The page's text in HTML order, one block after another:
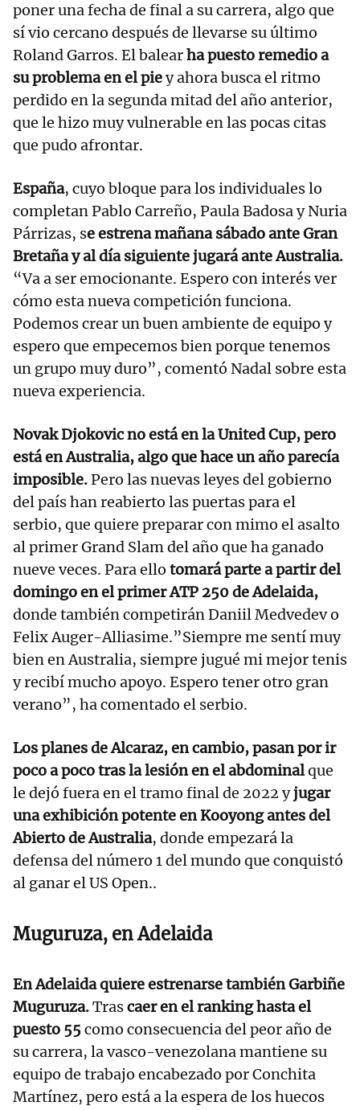
poner una fecha de final a su carrera, algo que
sí vio cercano después de llevarse su último
Roland Garros. El balearha puesto remedio a
su problema en el piey ahora busca el ritmo
perdido en la segunda mitad del año anterior,
que le hizo muy vulnerable en las pocas citas
que pudo afrontar.
España, cuyo bloque para los individuales lo
completan Pablo Carreño, Paula Badosa y Nuria
Párrizas, se estrena mañana sábado ante Gran
Bretañay al día siguiente jugará ante Australia.
“Va a ser emocionante. Espero con interés ver
cómo esta nueva competición funciona.
Podemos crear un buen ambiente de equipo y
espero que empecemos bien porque tenemos
un grupo muy duro”, comentó Nadal sobre esta
nueva experiencia.
Novak Djokovic no está en la United Cup, pero
está en Australia, algo que hace un año parecía
imposible.Pero las nuevas leyes del gobierno
del país han reabierto las puertas para el
serbio, que quiere preparar con mimo el asalto
al primer Grand Slam del año que ha ganado
nueve veces. Para ello tomará parte a partir del
domingo en el primer ATP 250 de Adelaida,
donde también competirán Daniil Medvedev o
Felix Auger-Alliasime.”Siempre me sentí muy
bien en Australia, siempre jugué mi mejor tenis
y recibí mucho apoyo. Espero tener otro gran
verano”, ha comentado el serbio.
Los planes de Alcaraz, en cambio, pasan por ir
poco a poco tras la lesión en el abdominalque
le dejó fuera en el tramo final de 2022 yjugar
una exhibición potente en Kooyong antes del
Abierto de Australia, donde empezará la
defensa del número 1 del mundo que conquistó
al ganar el US Open..
Muguruza, en Adelaida
En Adelaida quiere estrenarse también Garbiñe
Muguruza.Trascaer en el ranking hasta el
puesto 55como consecuencia del peor año de
su carrera, la vasco-venezolana mantiene su
equipo de trabajo encabezado por Conchita
Martínez, pero está a la espera de los huecos